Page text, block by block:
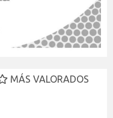
MÁS VALORADOS